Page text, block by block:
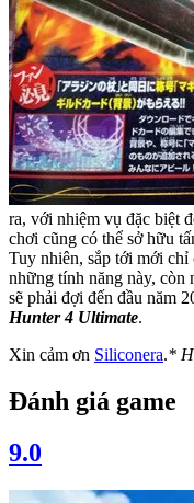
ra, với nhiệm vụ đặc biệt
chơi cũng có thể sở hữu
Tuy nhiên, sắp tới mới
những tính năng này,
sẽ phải đợi đến đầu năm
Hunter 4 Ultimate.
Xin cảm ơn Siliconera.*
Đánh giá game
9.0